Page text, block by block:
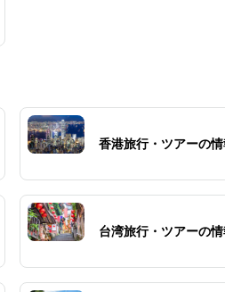
香港旅行・ツアーの情
台湾旅行・ツアーの情